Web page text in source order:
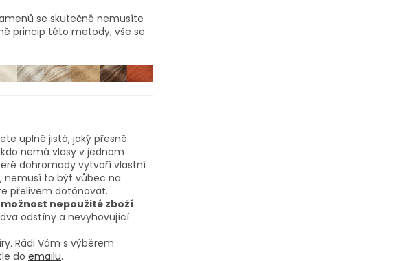
se skutečně nemusíte
princip této metody, vše se
uplně jistá, jaký přesně
nemá vlasy v jednom
dohromady vytvoří vlastní
nemusí to být vůbec na
přelivem dotónovat.
nepoužité zboží
odstíny a nevyhovující
Rádi Vám s výběrem
do emailu.